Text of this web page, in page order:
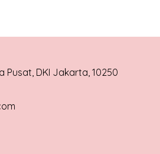
Pusat, DKI Jakarta, 10250